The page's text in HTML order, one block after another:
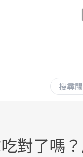
對了嗎